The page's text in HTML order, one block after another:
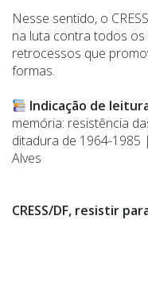
Nesse sentido, o
na luta contra todos
retrocessos que
formas.
Indicação de
memória: resistência
ditadura de 1964-1985
Alves
CRESS/DF, resistir